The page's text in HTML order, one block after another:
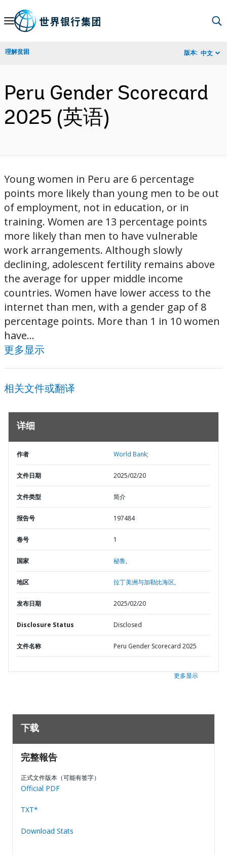
Skip
Navigation
理解贫困 版本: 中文
Peru Gender Scorecard
2025 (英语)
Young women in Peru are 6 percentage
points more likely than young men to be out
of employment, not in education, or in
training. Women are 13 percentage points
more likely than men to have vulnerable
work arrangements. Although slowly
declining, adolescent fertility remains above
the average for upper middle income
countries. Women have lower access to the
internet than men, with a gender gap of 8
percentage points. More than 1 in 10 women
have...
更多显示
相关文件或翻译
详细
作者 World Bank;
文件日期 2025/02/20
文件类型 简介
报告号 197484
卷号 1
国家 秘鲁,
地区 拉丁美洲与加勒比海区,
发布日期 2025/02/20
Disclosure Status Disclosed
文件名称 Peru Gender Scorecard 2025
更多显示
下载
完整報告
正式文件版本（可能有签字）
Official PDF
TXT*
Download Stats